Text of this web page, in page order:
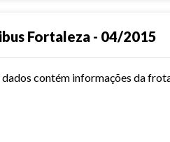
Fortaleza - 04/2015